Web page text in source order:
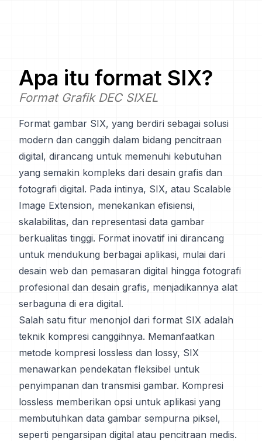
Apa itu format SIX?
Format Grafik DEC SIXEL
Format gambar SIX, yang berdiri sebagai solusi
modern dan canggih dalam bidang pencitraan
digital, dirancang untuk memenuhi kebutuhan
yang semakin kompleks dari desain grafis dan
fotografi digital. Pada intinya, SIX, atau Scalable
Image Extension, menekankan efisiensi,
skalabilitas, dan representasi data gambar
berkualitas tinggi. Format inovatif ini dirancang
untuk mendukung berbagai aplikasi, mulai dari
desain web dan pemasaran digital hingga fotografi
profesional dan desain grafis, menjadikannya alat
serbaguna di era digital.
Salah satu fitur menonjol dari format SIX adalah
teknik kompresi canggihnya. Memanfaatkan
metode kompresi lossless dan lossy, SIX
menawarkan pendekatan fleksibel untuk
penyimpanan dan transmisi gambar. Kompresi
lossless memberikan opsi untuk aplikasi yang
membutuhkan data gambar sempurna piksel,
seperti pengarsipan digital atau pencitraan medis.